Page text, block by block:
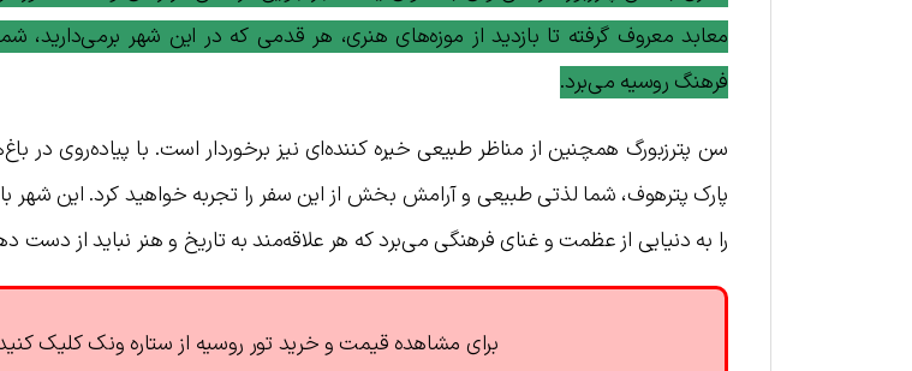
معابد معروف گرفته تا بازدید از موزه‌های هنری، هر قدمی که در این شهر برمی‌دارید، شما
فرهنگ روسیه می‌برد.
سن پترزبورگ همچنین از مناظر طبیعی خیره کننده‌ای نیز برخوردار است. با پیاده‌روی در
پارک پترهوف، شما لذتی طبیعی و آرامش بخش از این سفر را تجربه خواهید کرد. این شهر
را به دنیایی از عظمت و غنای فرهنگی می‌برد که هر علاقه‌مند به تاریخ و هنر نباید از دست
برای مشاهده قیمت و خرید تور روسیه از ستاره ونک کلیک